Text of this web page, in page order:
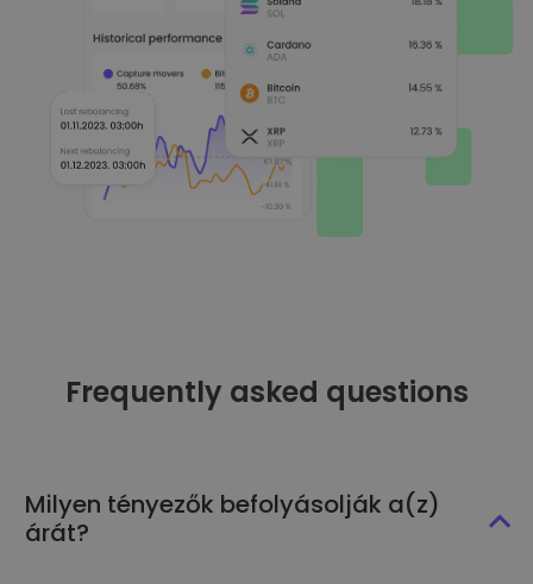
Frequently asked questions
Milyen tényezők befolyásolják a(z)
árát?